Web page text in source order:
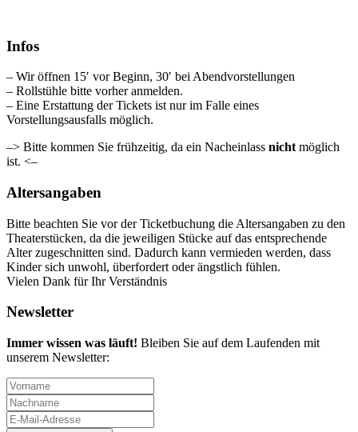
Infos
– Wir öffnen 15′ vor Beginn, 30′ bei Abendvorstellungen
– Rollstühle bitte vorher anmelden.
– Eine Erstattung der Tickets ist nur im Falle eines
Vorstellungsausfalls möglich.
–> Bitte kommen Sie frühzeitig, da ein Nacheinlass nicht möglich
ist. <–
Altersangaben
Bitte beachten Sie vor der Ticketbuchung die Altersangaben zu den
Theaterstücken, da die jeweiligen Stücke auf das entsprechende
Alter zugeschnitten sind. Dadurch kann vermieden werden, dass
Kinder sich unwohl, überfordert oder ängstlich fühlen.
Vielen Dank für Ihr Verständnis
Newsletter
Immer wissen was läuft! Bleiben Sie auf dem Laufenden mit
unserem Newsletter: